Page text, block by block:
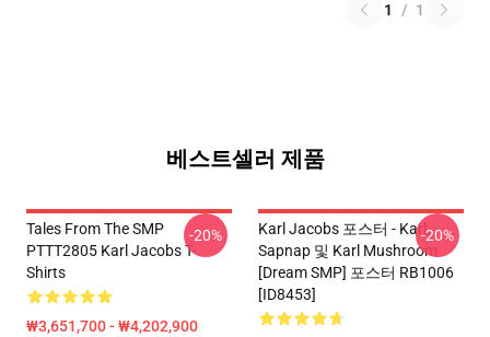
1 / 1
베스트셀러 제품
Tales From The SMP
PTTT2805 Karl Jacobs T-
Shirts
₩3,651,700 - ₩4,202,900
-20%
Karl Jacobs 포스터 - Karl,
Sapnap 및 Karl Mushroom
[Dream SMP] 포스터 RB1006
[ID8453]
-20%